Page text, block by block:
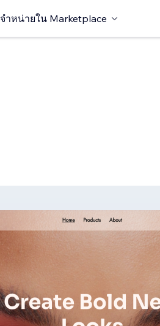
จำหน่ายใน Marketplace